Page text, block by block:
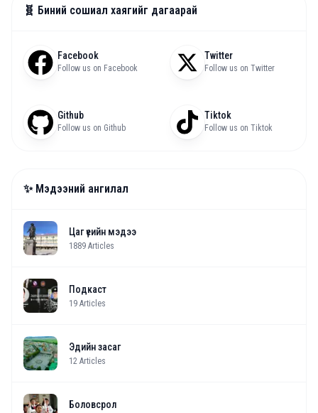
🧬 Биний сошиал хаягийг дагаарай
Facebook
Follow us on Facebook
Twitter
Follow us on Twitter
Github
Follow us on Github
Tiktok
Follow us on Tiktok
✨ Мэдээний ангилал
Цаг үеийн мэдээ
1889 Articles
Подкаст
19 Articles
Эдийн засаг
12 Articles
Боловсрол